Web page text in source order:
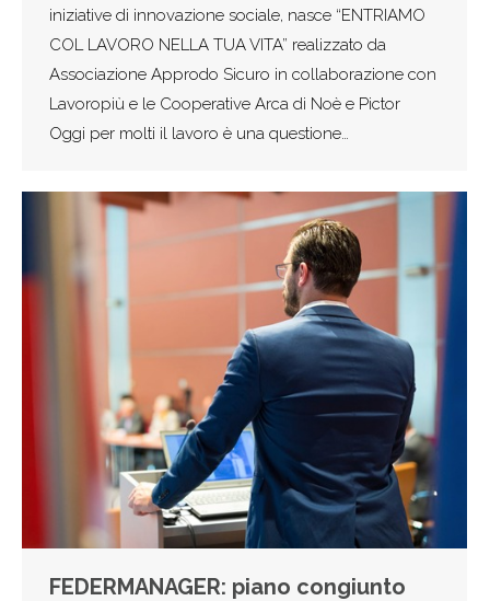
iniziative di innovazione sociale, nasce “ENTRIAMO
COL LAVORO NELLA TUA VITA” realizzato da
Associazione Approdo Sicuro in collaborazione con
Lavoropiù e le Cooperative Arca di Noè e Pictor
Oggi per molti il lavoro è una questione…
FEDERMANAGER: piano congiunto